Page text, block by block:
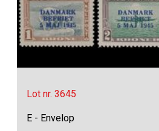
Lot nr. 3645
E - Envelop